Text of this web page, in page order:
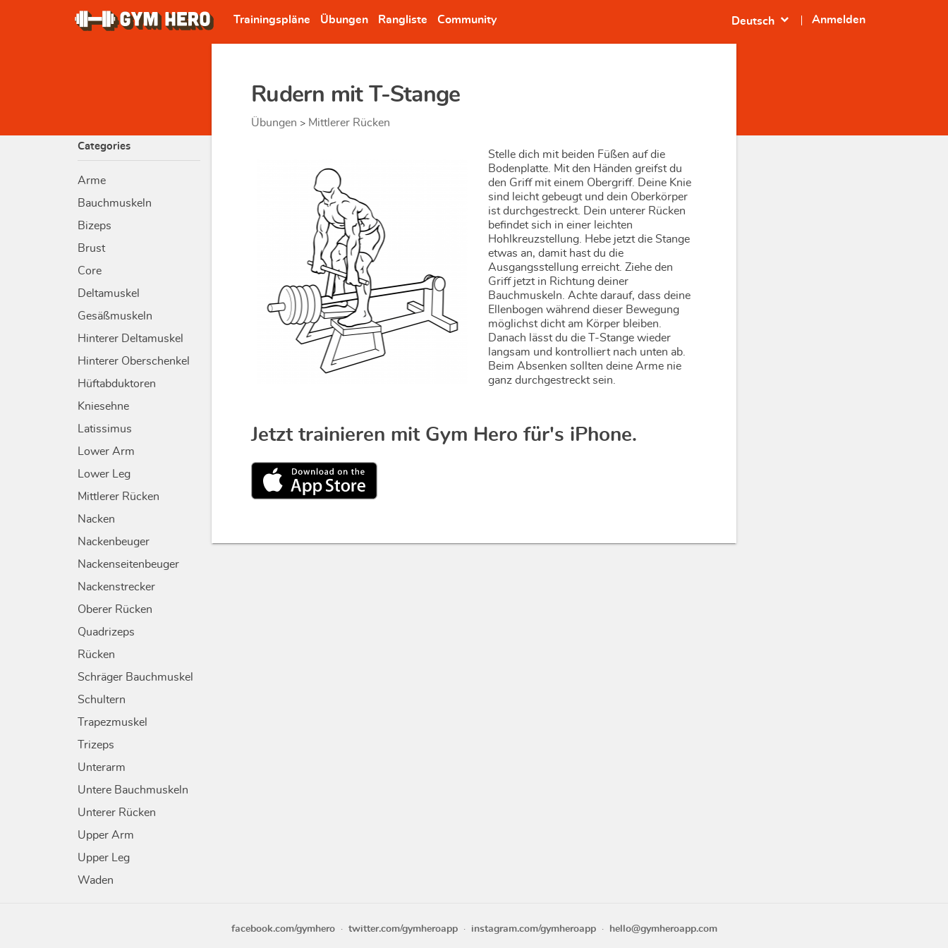
Trainingspläne Übungen Rangliste Community Anmelden
Deutsch expand_more
Categories
Arme
Bauchmuskeln
Bizeps
Brust
Core
Deltamuskel
Gesäßmuskeln
Hinterer Deltamuskel
Hinterer Oberschenkel
Hüftabduktoren
Kniesehne
Latissimus
Lower Arm
Lower Leg
Mittlerer Rücken
Nacken
Nackenbeuger
Nackenseitenbeuger
Nackenstrecker
Oberer Rücken
Quadrizeps
Rücken
Schräger Bauchmuskel
Schultern
Trapezmuskel
Trizeps
Unterarm
Untere Bauchmuskeln
Unterer Rücken
Upper Arm
Upper Leg
Waden
Rudern mit T-Stange
Übungen > Mittlerer Rücken
Stelle dich mit beiden Füßen auf die
Bodenplatte. Mit den Händen greifst du
den Griff mit einem Obergriff. Deine Knie
sind leicht gebeugt und dein Oberkörper
ist durchgestreckt. Dein unterer Rücken
befindet sich in einer leichten
Hohlkreuzstellung. Hebe jetzt die Stange
etwas an, damit hast du die
Ausgangsstellung erreicht. Ziehe den
Griff jetzt in Richtung deiner
Bauchmuskeln. Achte darauf, dass deine
Ellenbogen während dieser Bewegung
möglichst dicht am Körper bleiben.
Danach lässt du die T-Stange wieder
langsam und kontrolliert nach unten ab.
Beim Absenken sollten deine Arme nie
ganz durchgestreckt sein.
Jetzt trainieren mit Gym Hero für's iPhone.
facebook.com/gymhero twitter.com/gymheroapp instagram.com/gymheroapp hello@gymheroapp.com